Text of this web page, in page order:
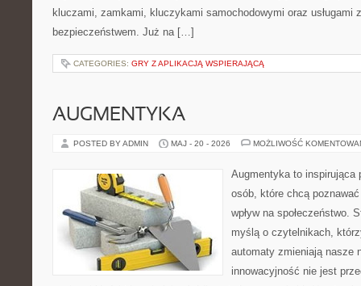
kluczami, zamkami, kluczykami samochodowymi oraz usługami
bezpieczeństwem. Już na […]
CATEGORIES: GRY Z APLIKACJĄ WSPIERAJĄCĄ
AUGMENTYKA
POSTED BY ADMIN MAJ - 20 - 2026 MOŻLIWOŚĆ
Augmentyka to inspirująca
osób, które chcą
wpływ na społeczeństwo.
myślą o czytelnikach,
automaty zmieniają nasze
innowacyjność nie jest